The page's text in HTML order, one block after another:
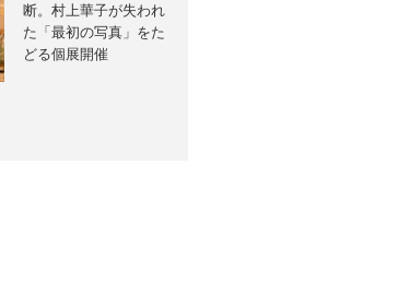
断。村上華子が失われ
た「最初の写真」をた
どる個展開催